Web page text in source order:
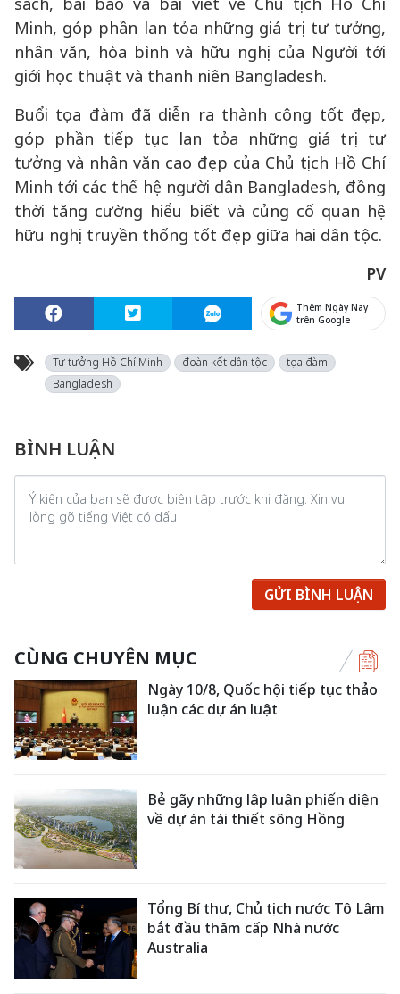
Minh, góp phần lan tỏa những giá trị tư tưởng,
nhân văn, hòa bình và hữu nghị của Người tới
giới học thuật và thanh niên Bangladesh.
Buổi tọa đàm đã diễn ra thành công tốt đẹp,
góp phần tiếp tục lan tỏa những giá trị tư
tưởng và nhân văn cao đẹp của Chủ tịch Hồ Chí
Minh tới các thế hệ người dân Bangladesh, đồng
thời tăng cường hiểu biết và củng cố quan hệ
hữu nghị truyền thống tốt đẹp giữa hai dân tộc.
PV
Thêm Ngày Nay
trên Google
Tư tưởng Hồ Chí Minh đoàn kết dân tộc
tọa đàm
Bangladesh
BÌNH LUẬN
GỬI BÌNH LUẬN
CÙNG CHUYÊN MỤC
Ngày 10/8, Quốc hội tiếp tục thảo
luận các dự án luật
Bẻ gãy những lập luận phiến diện
về dự án tái thiết sông Hồng
Tổng Bí thư, Chủ tịch nước Tô Lâm
bắt đầu thăm cấp Nhà nước
Australia